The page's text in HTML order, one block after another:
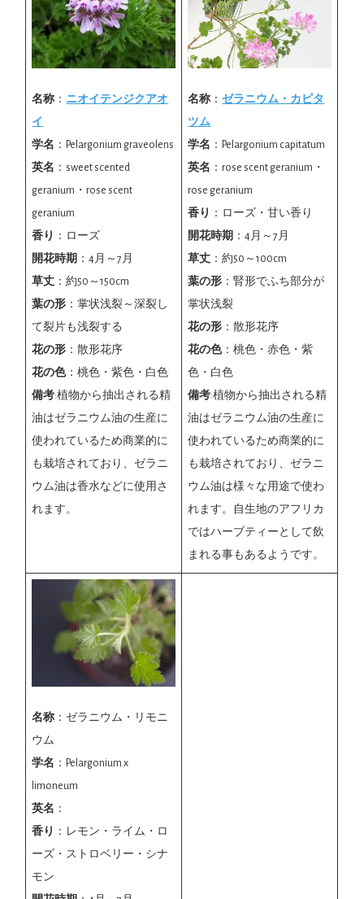
名称 ： ニオイテンジクアオ
イ
学名 ：Pelargonium graveolens
英名 ：sweet scented
geranium・rose scent
geranium
香り
：ローズ
開花時期 ：4月～7月
草丈 ：約50～150cm
葉の形 ：掌状浅裂～深裂し
て裂片も浅裂する
花の形 ：散形花序
花の色：桃色・紫色・白色
備考:植物から抽出される精
油はゼラニウム油の生産に
使われているため商業的に
も栽培されており、ゼラニ
ウム油は香水などに使用さ
れます。
名称 ：ゼラニウム・カピタ
ツム
学名 ：Pelargonium capitatum
英名 ：rose scent geranium・
rose geranium
香り
：ローズ・甘い香り
開花時期 ：4月～7月
草丈 ：約50～100cm
葉の形 ：腎形でふち部分が
掌状浅裂
花の形 ：散形花序
花の色：桃色・赤色・紫
色・白色
備考:植物から抽出される精
油はゼラニウム油の生産に
使われているため商業的に
も栽培されており、ゼラニ
ウム油は様々な用途で使わ
れます。自生地のアフリカ
ではハーブティーとして飲
まれる事もあるようです。
名称 ：ゼラニウム・リモニ
ウム
学名 ：Pelargonium x
limoneum
英名 ：
香り
：レモン・ライム・ロ
ーズ・ストロベリー・シナ
モン